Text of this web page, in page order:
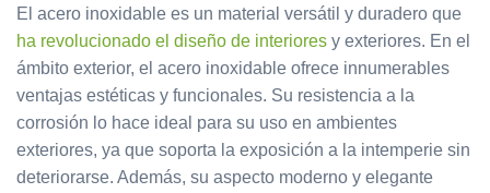
El acero inoxidable es un material versátil y duradero que
ha revolucionado el diseño de interiores y exteriores. En el
ámbito exterior, el acero inoxidable ofrece innumerables
ventajas estéticas y funcionales. Su resistencia a la
corrosión lo hace ideal para su uso en ambientes
exteriores, ya que soporta la exposición a la intemperie sin
deteriorarse. Además, su aspecto moderno y elegante